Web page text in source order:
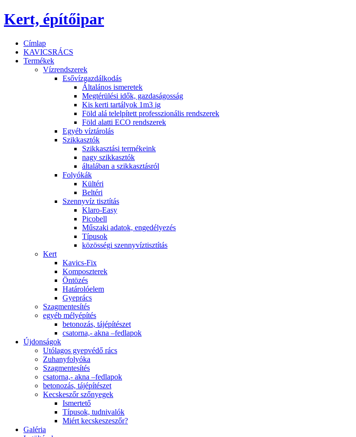
Kert, építőipar
Címlap
KAVICSRÁCS
Termékek
Vízrendszerek
Esővízgazdálkodás
Általános ismeretek
Megtérülési idők, gazdaságosság
Kis kerti tartályok 1m3 ig
Föld alá telelpített professzionális rendszerek
Föld alatti ECO rendszerek
Egyéb víztárolás
Szikkasztók
Szikkasztási termékeink
nagy szikkasztók
általában a szikkasztásról
Folyókák
Kültéri
Beltéri
Szennyvíz tisztítás
Klaro-Easy
Picobell
Műszaki adatok, engedélyezés
Típusok
közösségi szennyvíztisztítás
Kert
Kavics-Fix
Komposzterek
Öntözés
Határolóelem
Gyeprács
Szagmentesítés
egyéb mélyépítés
betonozás, tájépítészet
csatorna,- akna –fedlapok
Újdonságok
Utólagos gyepvédő rács
Zuhanyfolyóka
Szagmentesítés
csatorna,- akna –fedlapok
betonozás, tájépítészet
Kecskeszőr szőnyegek
Ismertető
Típusok, tudnivalók
Miért kecskeszeszőr?
Galéria